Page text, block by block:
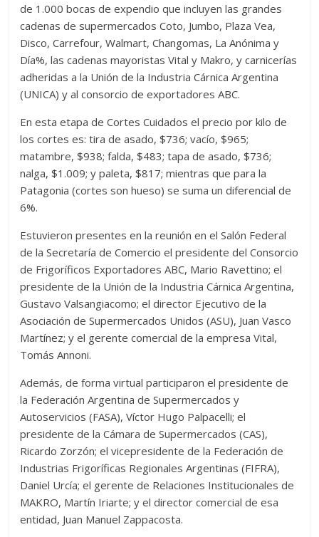
de 1.000 bocas de expendio que incluyen las grandes
cadenas de supermercados Coto, Jumbo, Plaza Vea,
Disco, Carrefour, Walmart, Changomas, La Anónima y
Día%, las cadenas mayoristas Vital y Makro, y carnicerías
adheridas a la Unión de la Industria Cárnica Argentina
(UNICA) y al consorcio de exportadores ABC.
En esta etapa de Cortes Cuidados el precio por kilo de
los cortes es: tira de asado, $736; vacío, $965;
matambre, $938; falda, $483; tapa de asado, $736;
nalga, $1.009; y paleta, $817; mientras que para la
Patagonia (cortes son hueso) se suma un diferencial de
6%.
Estuvieron presentes en la reunión en el Salón Federal
de la Secretaría de Comercio el presidente del Consorcio
de Frigoríficos Exportadores ABC, Mario Ravettino; el
presidente de la Unión de la Industria Cárnica Argentina,
Gustavo Valsangiacomo; el director Ejecutivo de la
Asociación de Supermercados Unidos (ASU), Juan Vasco
Martínez; y el gerente comercial de la empresa Vital,
Tomás Annoni.
Además, de forma virtual participaron el presidente de
la Federación Argentina de Supermercados y
Autoservicios (FASA), Víctor Hugo Palpacelli; el
presidente de la Cámara de Supermercados (CAS),
Ricardo Zorzón; el vicepresidente de la Federación de
Industrias Frigoríficas Regionales Argentinas (FIFRA),
Daniel Urcía; el gerente de Relaciones Institucionales de
MAKRO, Martín Iriarte; y el director comercial de esa
entidad, Juan Manuel Zappacosta.